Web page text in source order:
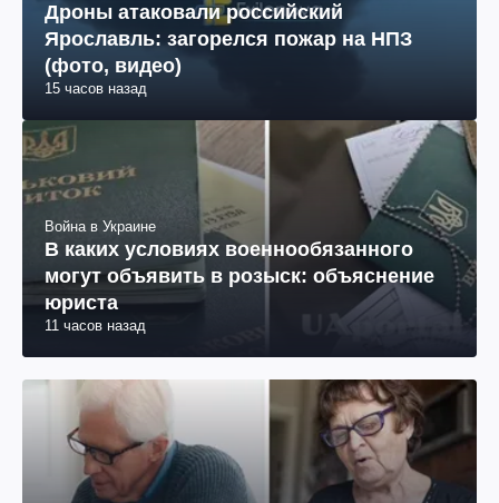
Дроны атаковали российский
Ярославль: загорелся пожар на НПЗ
(фото, видео)
15 часов назад
Война в Украине
В каких условиях военнообязанного
могут объявить в розыск: объяснение
юриста
11 часов назад